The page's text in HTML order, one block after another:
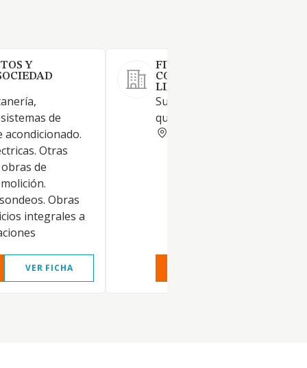
Y
de
acondicionado.
Otras
de
Obras
integrales a
VER FICHA
FIVES NORTH AMERICAN
COMBUSTION SPAIN
LIMITADA.
Suministro y fabricación de
quemadores industriales.